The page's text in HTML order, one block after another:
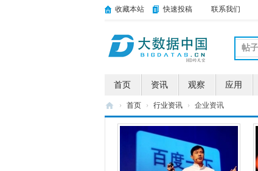
收藏本站 快速投稿 联系我们
帖子
首页 资讯 观察 应用
› 首页 › 行业资讯 › 企业资讯